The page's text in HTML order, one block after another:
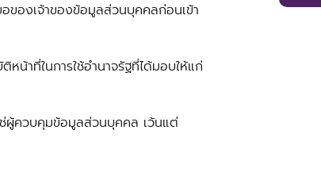
ของเจ้าของข้อมูลส่วนบุคคลก่อนเข้า
น้าที่ในการใช้อำนาจรัฐที่ได้มอบให้แก่
ผู้ควบคุมข้อมูลส่วนบุคคล เว้นแต่